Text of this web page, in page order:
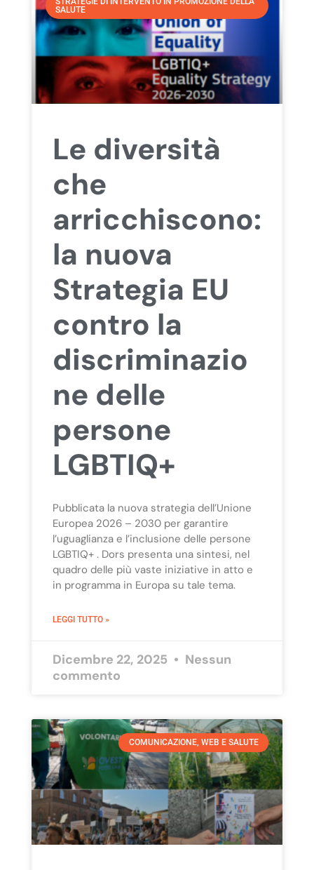
SALUTE
Le diversità
che
arricchiscono:
la nuova
Strategia EU
contro la
discriminazio
ne delle
persone
LGBTIQ+
Pubblicata la nuova strategia dell’Unione
Europea 2026 – 2030 per garantire
l’uguaglianza e l’inclusione delle persone
LGBTIQ+ . Dors presenta una sintesi, nel
quadro delle più vaste iniziative in atto e
in programma in Europa su tale tema.
LEGGI TUTTO »
Dicembre 22, 2025
Nessun
commento
COMUNICAZIONE, WEB E SALUTE